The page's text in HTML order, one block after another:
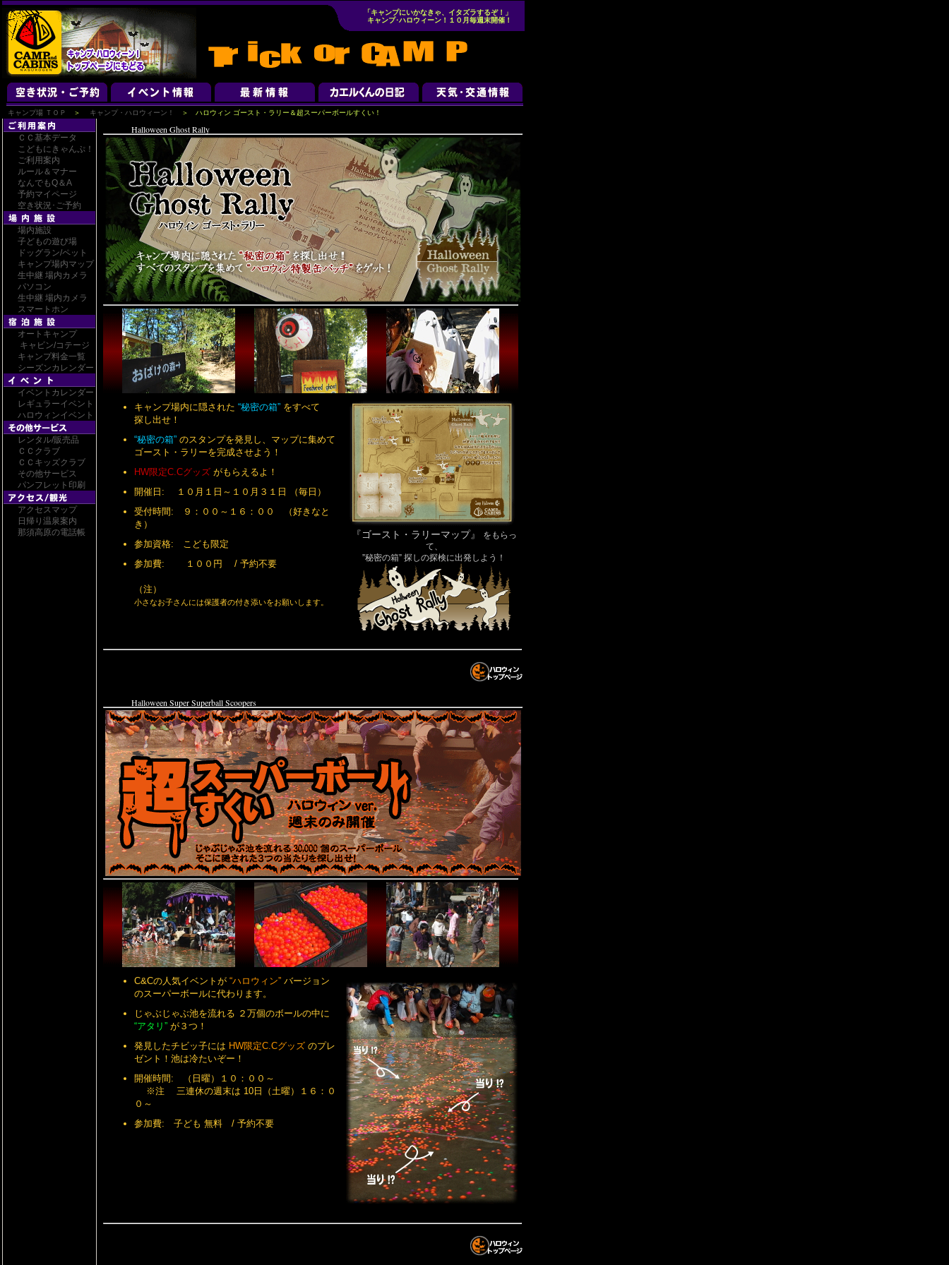
「キャンプにいかなきゃ、イタズラするぞ！」
キャンプ･ハロウィーン！１０月毎週末開催！
キャンプ場 ＴＯＰ ＞ キャンプ・ハロウィーン！ ＞ ハロウィン ゴースト・ラリー＆超スーパーボールすくい！
Halloween Ghost Rally
キャンプ場内に隠された “秘密の箱” をすべて
探し出せ！
“秘密の箱” のスタンプを発見し、マップに集めて
ゴースト・ラリーを完成させよう！
HW限定C.Cグッズ がもらえるよ！
開催日: １０月１日～１０月３１日 （毎日）
受付時間: ９：００～１６：００ （好きなと
き）
参加資格: こども限定
参加費: １００円 / 予約不要
（注）
小さなお子さんには保護者の付き添いをお願いします。
『ゴースト・ラリーマップ』
をもらっ
て、
”秘密の箱” 探しの探検に出発しよう！
Halloween Super Superball Scoopers
C&Cの人気イベントが “ハロウィン” バージョン
のスーパーボールに代わります。
じゃぶじゃぶ池を流れる ２万個のボールの中に
“アタリ” が３つ！
発見したチビッ子には HW限定C.Cグッズ のプレ
ゼント！池は冷たいぞー！
開催時間: （日曜）１０：００～
※注 三連休の週末は 10日（土曜）１６：０
０～
参加費: 子ども 無料 / 予約不要
ＣＣ基本データ
こどもにきゃんぷ！
ご利用案内
ルール＆マナー
なんでもQ＆A
予約マイページ
空き状況･ご予約
場内施設
子どもの遊び場
ドッグラン/ペット
キャンプ場内マップ
生中継 場内カメラ
パソコン
生中継 場内カメラ
スマートホン
オートキャンプ
キャビン/コテージ
キャンプ料金一覧
シーズンカレンダー
イベントカレンダー
レギュラーイベント
ハロウィンイベント
レンタル/販売品
ＣＣクラブ
ＣＣキッズクラブ
その他サービス
パンフレット印刷
アクセスマップ
日帰り温泉案内
那須高原の電話帳